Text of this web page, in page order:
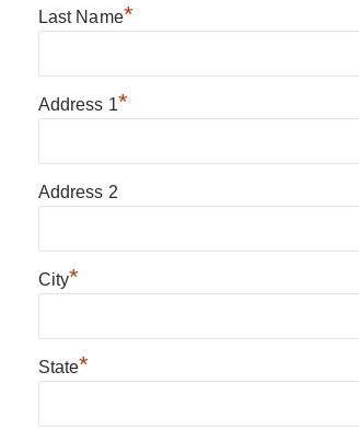
Last Name*
Address 1*
Address 2
City*
State*